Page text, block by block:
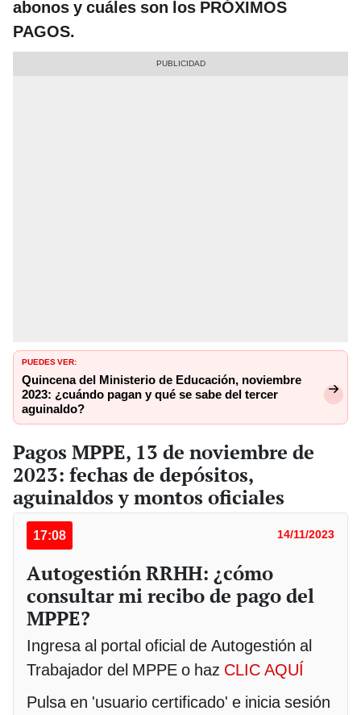
abonos y cuáles son los PRÓXIMOS
PAGOS.
PUEDES VER:
Quincena del Ministerio de Educación, noviembre
2023: ¿cuándo pagan y qué se sabe del tercer
aguinaldo?
Pagos MPPE, 13 de noviembre de
2023: fechas de depósitos,
aguinaldos y montos oficiales
17:08 14/11/2023
Autogestión RRHH: ¿cómo
consultar mi recibo de pago del
MPPE?
Ingresa al portal oficial de Autogestión al
Trabajador del MPPE o haz CLIC AQUÍ
Pulsa en 'usuario certificado' e inicia sesión